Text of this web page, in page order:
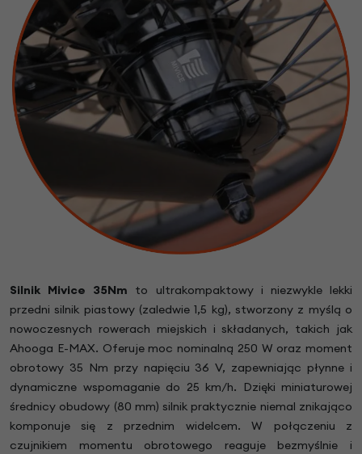
Silnik Mivice 35Nm to ultrakompaktowy i niezwykle lekki
przedni silnik piastowy (zaledwie 1,5 kg), stworzony z myślą o
nowoczesnych rowerach miejskich i składanych, takich jak
Ahooga E-MAX. Oferuje moc nominalną 250 W oraz moment
obrotowy 35 Nm przy napięciu 36 V, zapewniając płynne i
dynamiczne wspomaganie do 25 km/h. Dzięki miniaturowej
średnicy obudowy (80 mm) silnik praktycznie niemal znikająco
komponuje się z przednim widelcem. W połączeniu z
czujnikiem momentu obrotowego reaguje bezmyślnie i